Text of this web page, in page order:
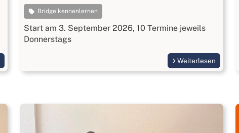
Bridge kennenlernen
Start am 3. September 2026, 10 Termine jeweils
Donnerstags
Weiterlesen